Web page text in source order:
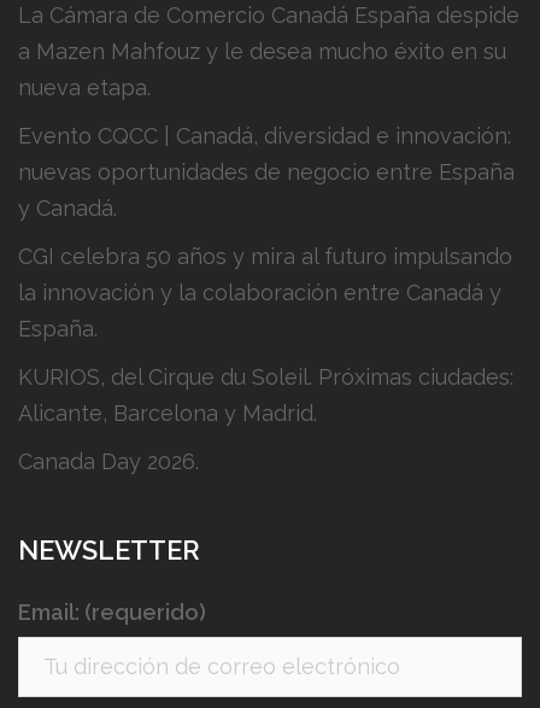
La Cámara de Comercio Canadá España despide
a Mazen Mahfouz y le desea mucho éxito en su
nueva etapa.
Evento CQCC | Canadá, diversidad e innovación:
nuevas oportunidades de negocio entre España
y Canadá.
CGI celebra 50 años y mira al futuro impulsando
la innovación y la colaboración entre Canadá y
España.
KURIOS, del Cirque du Soleil. Próximas ciudades:
Alicante, Barcelona y Madrid.
Canada Day 2026.
NEWSLETTER
Email: (requerido)